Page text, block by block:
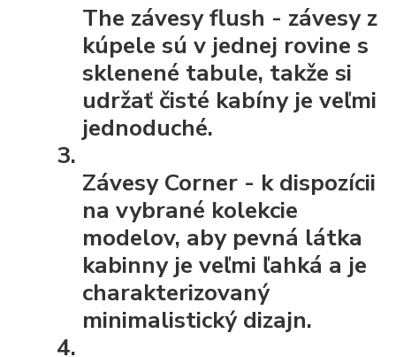
The závesy flush - závesy z
kúpele sú v jednej rovine s
sklenené tabule, takže si
udržať čisté kabíny je veľmi
jednoduché.
Závesy Corner - k dispozícii
na vybrané kolekcie
modelov, aby pevná látka
kabinny je veľmi ľahká a je
charakterizovaný
minimalistický dizajn.